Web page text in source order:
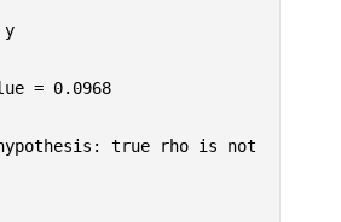
y
= 0.0968
true rho is not